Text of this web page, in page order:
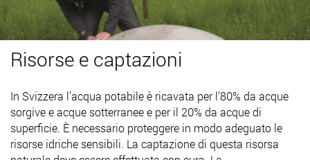
Risorse e captazioni
In Svizzera l’acqua potabile è ricavata per l’80% da acque
sorgive e acque sotterranee e per il 20% da acque di
superficie. È necessario proteggere in modo adeguato le
risorse idriche sensibili. La captazione di questa risorsa